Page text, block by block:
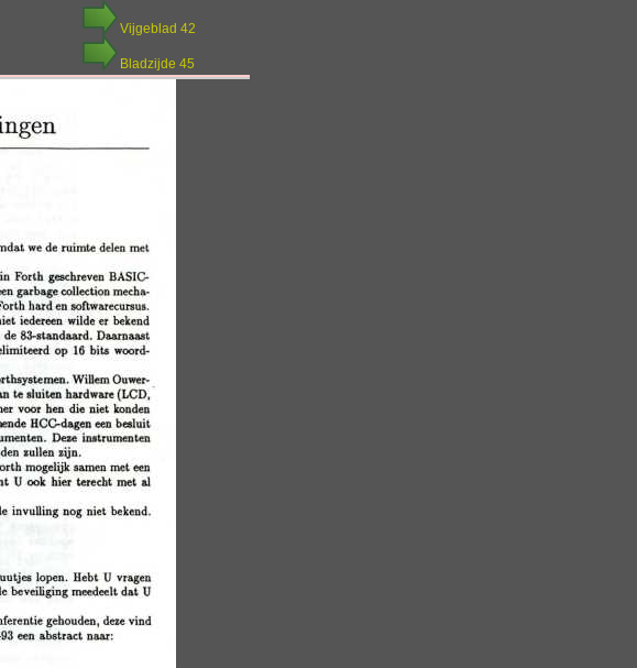
Vijgeblad 42
Bladzijde 45